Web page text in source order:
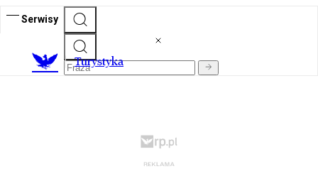
Serwisy
Turystyka